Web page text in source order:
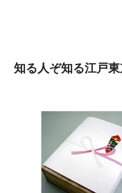
知る人ぞ知る江戸